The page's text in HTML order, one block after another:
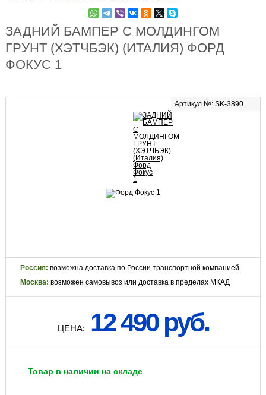
ЗАДНИЙ БАМПЕР С МОЛДИНГОМ
ГРУНТ (ХЭТЧБЭК) (ИТАЛИЯ) ФОРД
ФОКУС 1
Артикул №: SK-3890
Россия: возможна доставка по России транспортной компанией
Москва: возможен самовывоз или доставка в пределах МКАД
ЦЕНА: 12 490 руб.
Товар в наличии на складе